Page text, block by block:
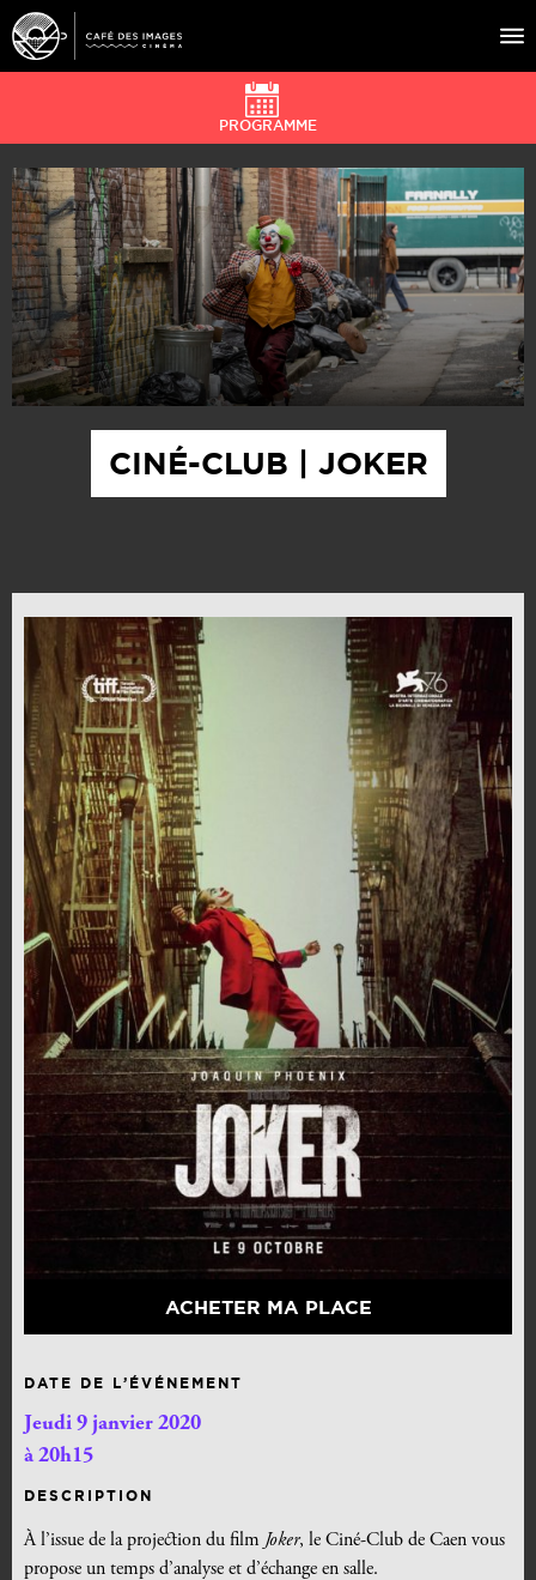
À L’AFFICHE
ÉVÉNEMENTS
CAFÉ DU CINÉ
PRATIQUE
ÉDUCATION AUX IMAGES
PROGRAMME
CINÉ-CLUB | JOKER
ACHETER MA PLACE
DATE DE L’ÉVÉNEMENT
Jeudi 9 janvier 2020
à 20h15
DESCRIPTION
À l’issue de la projection du film Joker, le Ciné-Club de Caen vous
propose un temps d’analyse et d’échange en salle.